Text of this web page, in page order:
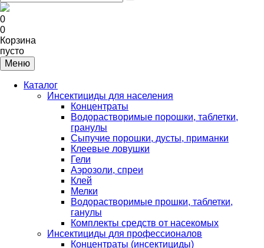
0
0
Корзина
пусто
Меню
Каталог
Инсектициды для населения
Концентраты
Водорастворимые порошки, таблетки,
гранулы
Сыпучие порошки, дусты, приманки
Клеевые ловушки
Гели
Аэрозоли, спреи
Клей
Мелки
Водорастворимые прошки, таблетки,
ганулы
Комплекты средств от насекомых
Инсектициды для профессионалов
Концентраты (инсектициды)